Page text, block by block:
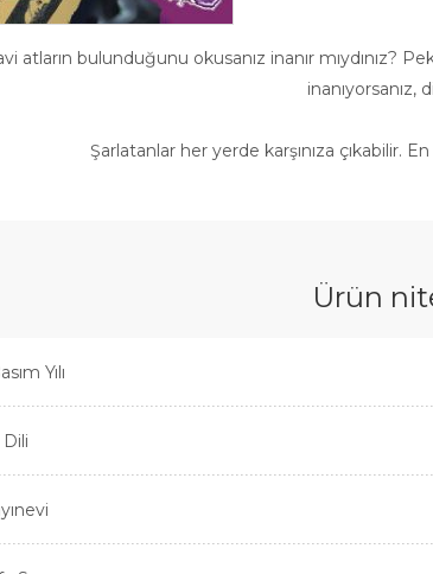
atların bulunduğunu okusanız inanır
inanıyorsanız,
Şarlatanlar her yerde karşınıza çıkabilir.
Ürün
Yılı
Dili